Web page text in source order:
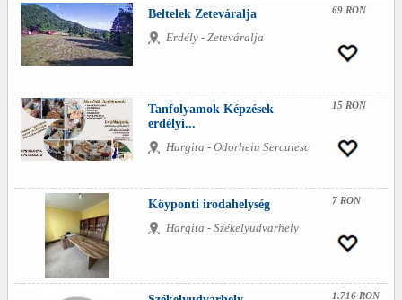
Beltelek Zeteváralja
Erdély - Zeteváralja
69 RON
Tanfolyamok Képzések
erdélyi...
Hargita - Odorheiu Sercuiesc
15 RON
Köyponti irodahelység
Hargita - Székelyudvarhely
7 RON
1.716 RON